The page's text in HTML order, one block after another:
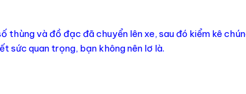
thùng và đồ đạc đã chuyển lên xe, sau đó kiểm kê
sức quan trọng, bạn không nên lơ là.